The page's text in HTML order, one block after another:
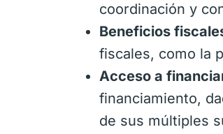
coordinación y
Beneficios
fiscales, como la
Acceso a
financiamiento,
de sus múltiples